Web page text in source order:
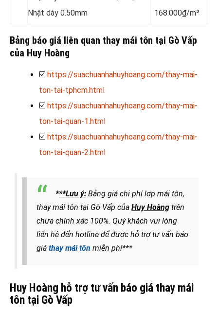
Nhật dày 0.50mm
168.000₫/m²
Bảng báo giá liên quan thay mái tôn tại Gò Vấp
của Huy Hoàng
☑️ https://suachuanhahuyhoang.com/thay-mai-
ton-tai-tphcm.html
☑️ https://suachuanhahuyhoang.com/thay-mai-
ton-tai-quan-1.html
☑️ https://suachuanhahuyhoang.com/thay-mai-
ton-tai-quan-2.html
***Lưu ý: Bảng giá chi phí lợp mái tôn,
thay mái tôn tại Gò Vấp của Huy Hoàng trên
chưa chính xác 100%. Quý khách vui lòng
liên hệ đến hotline để được hỗ trợ tư vấn báo
giá thay mái tôn miễn phí***
Huy Hoàng hỗ trợ tư vấn báo giá thay mái
tôn tại Gò Vấp